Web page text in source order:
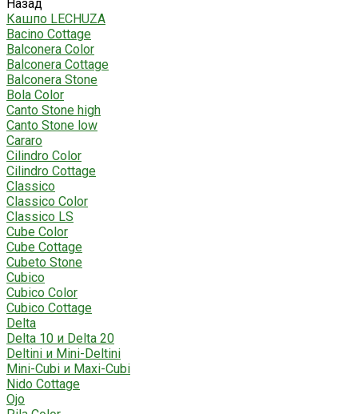
Назад
Кашпо LECHUZA
Bacino Cottage
Balconera Color
Balconera Cottage
Balconera Stone
Bola Color
Canto Stone high
Canto Stone low
Cararo
Cilindro Color
Cilindro Cottage
Classico
Classico Color
Classico LS
Cube Color
Cube Cottage
Cubeto Stone
Cubico
Cubico Color
Cubico Cottage
Delta
Delta 10 и Delta 20
Deltini и Mini-Deltini
Mini-Cubi и Maxi-Cubi
Nido Cottage
Ojo